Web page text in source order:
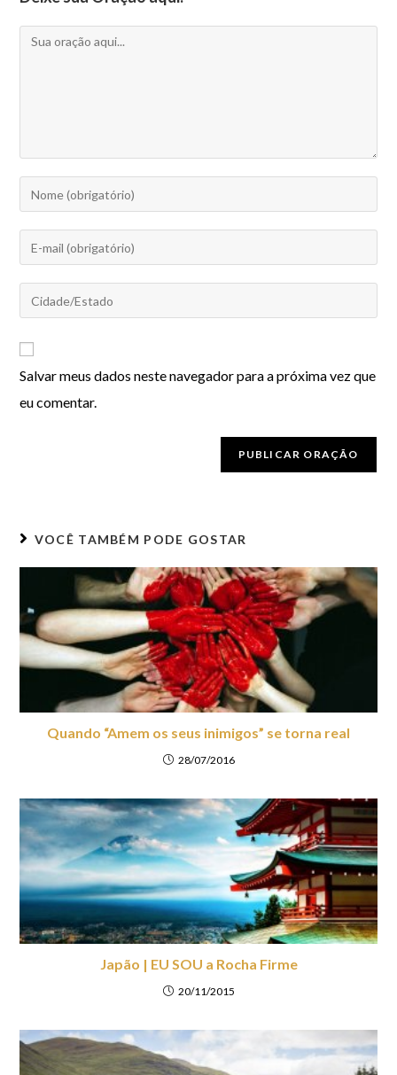
Salvar meus dados neste navegador para a próxima vez que
eu comentar.
VOCÊ TAMBÉM PODE GOSTAR
Quando “Amem os seus inimigos” se torna real
28/07/2016
Japão | EU SOU a Rocha Firme
20/11/2015